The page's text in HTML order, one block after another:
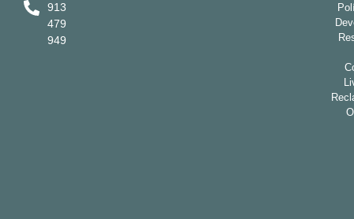
913
479
949